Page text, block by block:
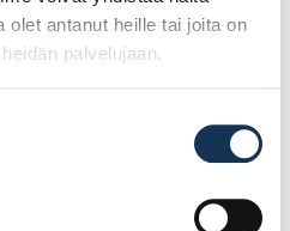
olet antanut heille tai joita on
palvelujaan.